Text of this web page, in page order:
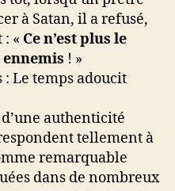
à Satan, il a refusé,
« Ce n’est plus le
! »
authenticité
tellement à
remarquable
dans de nombreux